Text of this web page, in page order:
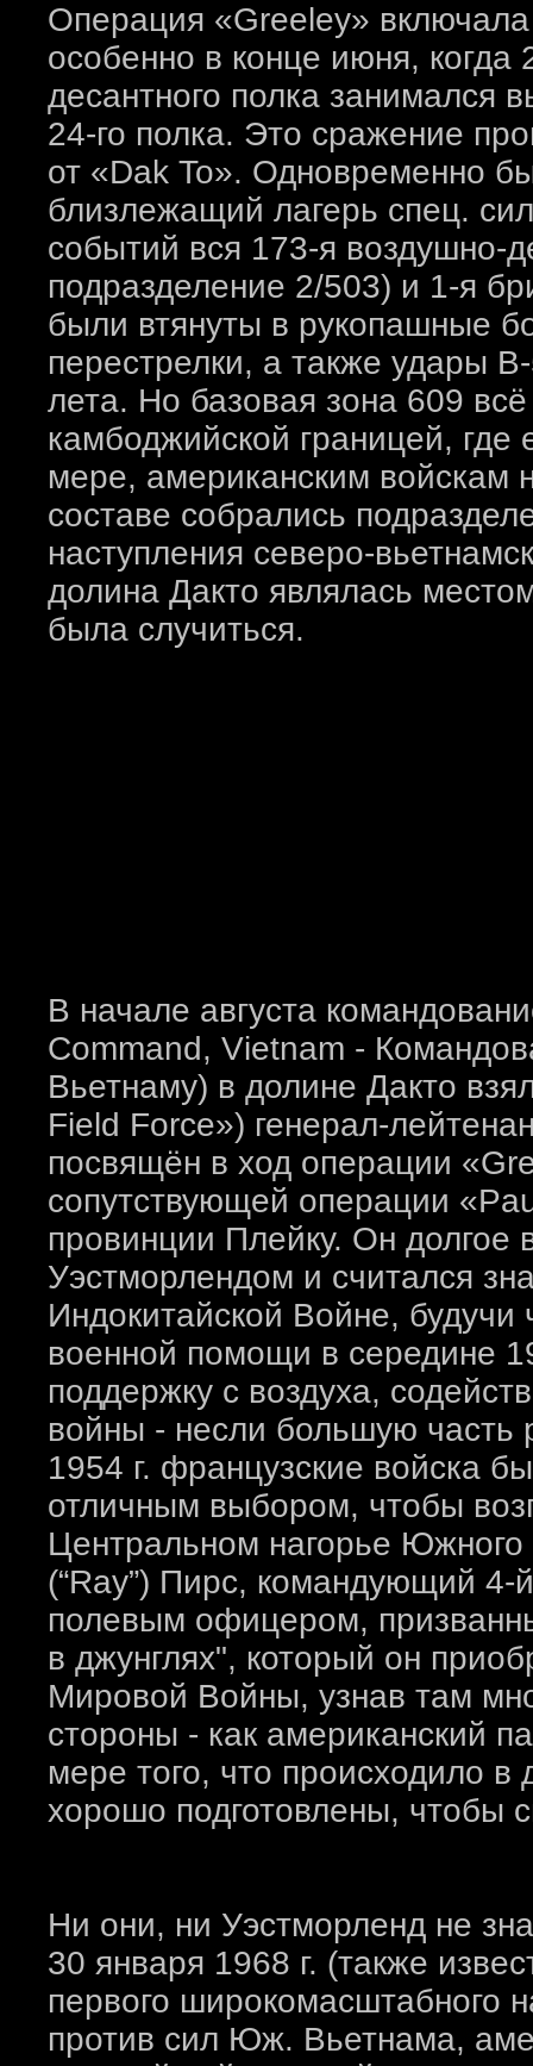
Операция «Greeley»
особенно в конце июня, когда
десантного полка занимался
24-го полка. Это сражение
от «Dak To». Одновременно
близлежащий лагерь спец.
событий вся 173-я воздушно-
подразделение 2/503) и 1-я
были втянуты в рукопашные
перестрелки, а также удары
лета. Но базовая зона 609
камбоджийской границей, где
мере, американским
составе собрались
наступления северо-
долина Дакто являлась
была случиться.
В начале августа
Command, Vietnam -
Вьетнаму) в долине Дакто
Field Force») генерал-
посвящён в ход операции
сопутствующей операции
провинции Плейку. Он долгое
Уэстморлендом и считался
Индокитайской Войне,
военной помощи в середине
поддержку с воздуха,
войны - несли большую часть
1954 г. французские войска
отличным выбором, чтобы
Центральном нагорье
(“Ray”) Пирс, командующий 4-
полевым офицером,
в джунглях", который он
Мировой Войны, узнав там
стороны - как американский
мере того, что происходило
хорошо подготовлены, чтобы
Ни они, ни Уэстморленд не
30 января 1968 г. (также
первого широкомасштабного
против сил Юж. Вьетнама,